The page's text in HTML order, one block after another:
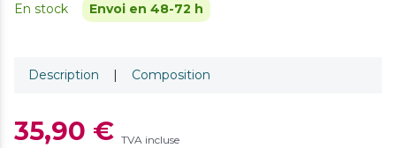
En stock Envoi en 48-72 h
Description | Composition
35,90 € TVA incluse